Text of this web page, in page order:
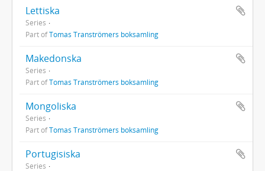
Lettiska
Series
Part ofTomas Tranströmers boksamling
Makedonska
Series
Part ofTomas Tranströmers boksamling
Mongoliska
Series
Part ofTomas Tranströmers boksamling
Portugisiska
Series